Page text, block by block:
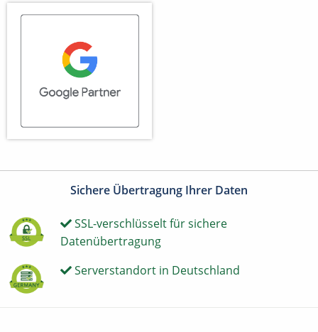
Sichere Übertragung Ihrer Daten
SSL-verschlüsselt für sichere
Datenübertragung
Serverstandort in Deutschland